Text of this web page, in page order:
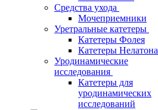
Средства ухода
Мочеприемники
Уретральные катетеры
Катетеры Фолея
Катетеры Нелатона
Уродинамические
исследования
Катетеры для
уродинамических
исследований